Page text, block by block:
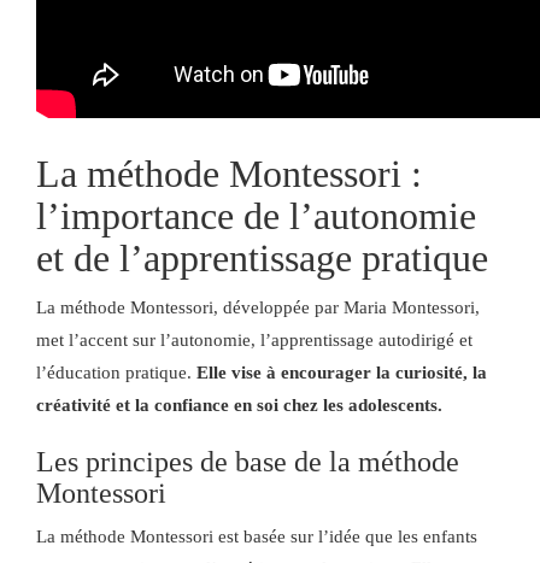
La méthode Montessori :
l’importance de l’autonomie
et de l’apprentissage pratique
La méthode Montessori, développée par Maria Montessori,
met l’accent sur l’autonomie, l’apprentissage autodirigé et
l’éducation pratique. Elle vise à encourager la curiosité, la
créativité et la confiance en soi chez les adolescents.
Les principes de base de la méthode
Montessori
La méthode Montessori est basée sur l’idée que les enfants